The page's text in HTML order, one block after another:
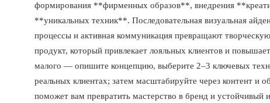
формирования **фирменных образов**, внедрения
**уникальных техник**. Последовательная визуальная
процессы и активная коммуникация превращают
продукт, который привлекает лояльных клиентов и
малого — опишите концепцию, выберите 2–3 ключевых
реальных клиентах; затем масштабируйте через контент и
поможет вам превратить мастерство в бренд и устойчивый